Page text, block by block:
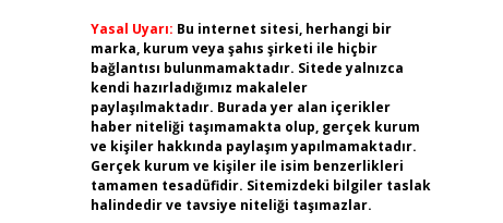
Yasal Uyarı: Bu internet sitesi, herhangi bir
marka, kurum veya şahıs şirketi ile hiçbir
bağlantısı bulunmamaktadır. Sitede yalnızca
kendi hazırladığımız makaleler
paylaşılmaktadır. Burada yer alan içerikler
haber niteliği taşımamakta olup, gerçek kurum
ve kişiler hakkında paylaşım yapılmamaktadır.
Gerçek kurum ve kişiler ile isim benzerlikleri
tamamen tesadüfidir. Sitemizdeki bilgiler taslak
halindedir ve tavsiye niteliği taşımazlar.